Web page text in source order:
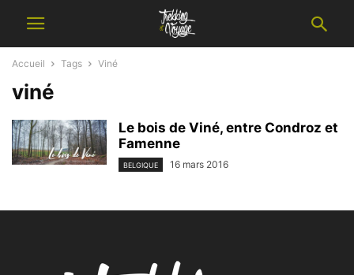
Accueil Tags Viné
viné
Le bois de Viné, entre Condroz et
Famenne
BELGIQUE 16 mars 2016